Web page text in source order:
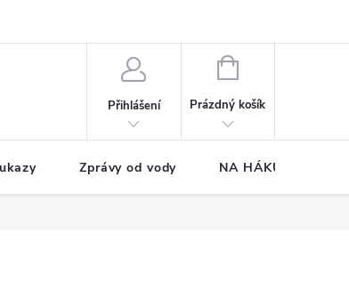
Přihlášení
NÁKUPNÍ
Prázdný košík
Zprávy od vody NA HÁKU CUP